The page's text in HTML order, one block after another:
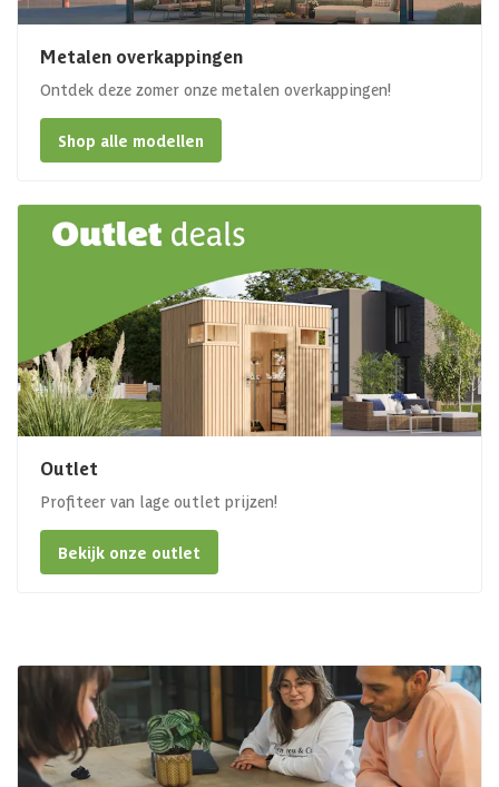
Metalen overkappingen
Ontdek deze zomer onze metalen overkappingen!
Shop alle modellen
Outlet
Profiteer van lage outlet prijzen!
Bekijk onze outlet